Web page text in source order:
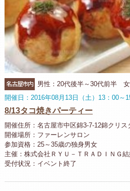
名古屋市内
男性：20代後半～30代前半
開催日：2016年08月13日（土）13：00
8/13タコ焼きパーティー
開催住所：名古屋市中区錦3-7-12錦クリス
開催場所：ファーレンサロン
参加資格：25～35歳の独身男女
主催：株式会社ＲＹＵ－ＴＲＡＤＩＮＧ
受付状況：イベント終了